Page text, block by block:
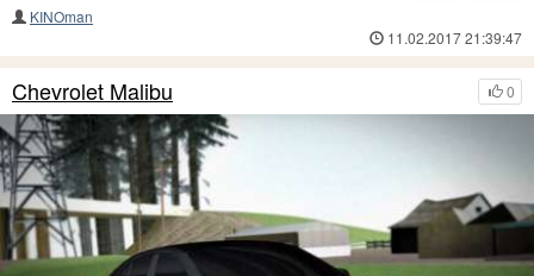
KINOman
11.02.2017 21:39:47
0
Chevrolet Malibu